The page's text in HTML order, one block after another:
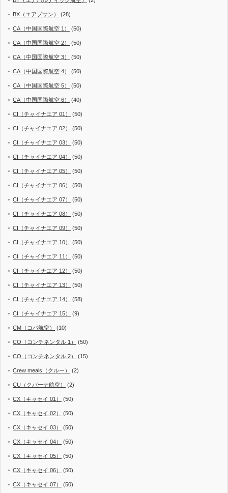
BX（エアプサン） (28)
CA（中国国際航空 1） (50)
CA（中国国際航空 2） (50)
CA（中国国際航空 3） (50)
CA（中国国際航空 4） (50)
CA（中国国際航空 5） (50)
CA（中国国際航空 6） (40)
CI（チャイナエア 01） (50)
CI（チャイナエア 02） (50)
CI（チャイナエア 03） (50)
CI（チャイナエア 04） (50)
CI（チャイナエア 05） (50)
CI（チャイナエア 06） (50)
CI（チャイナエア 07） (50)
CI（チャイナエア 08） (50)
CI（チャイナエア 09） (50)
CI（チャイナエア 10） (50)
CI（チャイナエア 11） (50)
CI（チャイナエア 12） (50)
CI（チャイナエア 13） (50)
CI（チャイナエア 14） (58)
CI（チャイナエア 15） (9)
CM（コパ航空） (10)
CO（コンチネンタル 1） (50)
CO（コンチネンタル 2） (15)
Crew meals（クルー） (2)
CU（クバーナ航空） (2)
CX（キャセイ 01） (50)
CX（キャセイ 02） (50)
CX（キャセイ 03） (50)
CX（キャセイ 04） (50)
CX（キャセイ 05） (50)
CX（キャセイ 06） (50)
CX（キャセイ 07） (50)